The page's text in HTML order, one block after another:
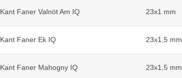
Kant Faner Valnöt Am IQ 23x1 mm
Kant Faner Ek IQ 23x1,5 mm
Kant Faner Mahogny IQ 23x1,5 mm